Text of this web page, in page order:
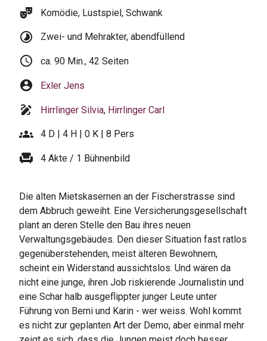
theater_comedy Komödie, Lustspiel, Schwank
timelapse Zwei- und Mehrakter, abendfüllend
schedule ca. 90 Min., 42 Seiten
account_circle Exler Jens
draw Hirrlinger Silvia, Hirrlinger Carl
groups 4 D | 4 H | 0 K | 8 Pers
chair 4 Akte / 1 Bühnenbild
Die alten Mietskasernen an der Fischerstrasse sind
dem Abbruch geweiht. Eine Versicherungsgesellschaft
plant an deren Stelle den Bau ihres neuen
Verwaltungsgebäudes. Den dieser Situation fast ratlos
gegenüberstehenden, meist älteren Bewohnern,
scheint ein Widerstand aussichtslos. Und wären da
nicht eine junge, ihren Job riskierende Journalistin und
eine Schar halb ausgeflippter junger Leute unter
Führung von Berni und Karin - wer weiss. Wohl kommt
es nicht zur geplanten Art der Demo, aber einmal mehr